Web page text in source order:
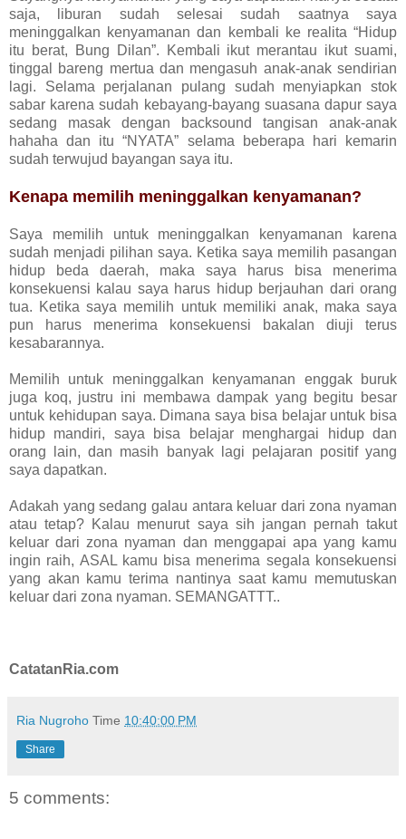
saja, liburan sudah selesai sudah saatnya saya
meninggalkan kenyamanan dan kembali ke realita “Hidup
itu berat, Bung Dilan”. Kembali ikut merantau ikut suami,
tinggal bareng mertua dan mengasuh anak-anak sendirian
lagi. Selama perjalanan pulang sudah menyiapkan stok
sabar karena sudah kebayang-bayang suasana dapur saya
sedang masak dengan backsound tangisan anak-anak
hahaha dan itu “NYATA” selama beberapa hari kemarin
sudah terwujud bayangan saya itu.
Kenapa memilih meninggalkan kenyamanan?
Saya memilih untuk meninggalkan kenyamanan karena
sudah menjadi pilihan saya. Ketika saya memilih pasangan
hidup beda daerah, maka saya harus bisa menerima
konsekuensi kalau saya harus hidup berjauhan dari orang
tua. Ketika saya memilih untuk memiliki anak, maka saya
pun harus menerima konsekuensi bakalan diuji terus
kesabarannya.
Memilih untuk meninggalkan kenyamanan enggak buruk
juga koq, justru ini membawa dampak yang begitu besar
untuk kehidupan saya. Dimana saya bisa belajar untuk bisa
hidup mandiri, saya bisa belajar menghargai hidup dan
orang lain, dan masih banyak lagi pelajaran positif yang
saya dapatkan.
Adakah yang sedang galau antara keluar dari zona nyaman
atau tetap? Kalau menurut saya sih jangan pernah takut
keluar dari zona nyaman dan menggapai apa yang kamu
ingin raih, ASAL kamu bisa menerima segala konsekuensi
yang akan kamu terima nantinya saat kamu memutuskan
keluar dari zona nyaman. SEMANGATTT..
CatatanRia.com
Ria Nugroho Time 10:40:00 PM
Share
5 comments: